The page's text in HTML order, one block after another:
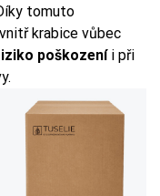
tomuto
krabice vůbec
poškozeníi při